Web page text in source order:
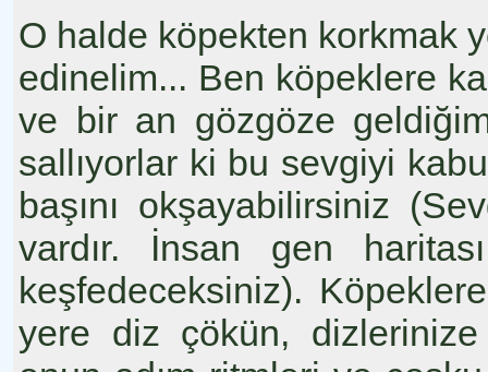
O halde köpekten korkmak
edinelim... Ben köpeklere
ve bir an gözgöze
sallıyorlar ki bu sevgiyi
başını okşayabilirsiniz
vardır. İnsan gen
keşfedeceksiniz).
yere diz çökün,